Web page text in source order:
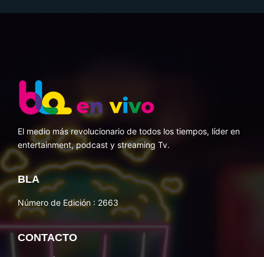
El medio más revolucionario de todos los tiempos, líder en
entertainment, podcast y streaming Tv.
BLA
Número de Edición : 2663
CONTACTO